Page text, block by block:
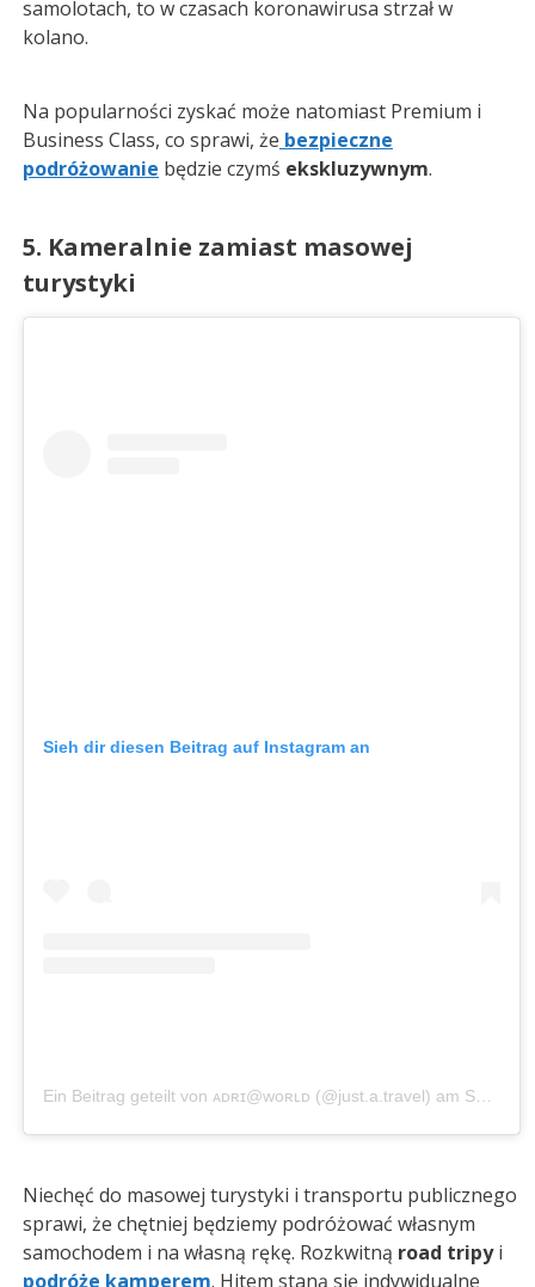
samolotach, to w czasach koronawirusa strzał w
kolano.
Na popularności zyskać może natomiast Premium i
Business Class, co sprawi, że bezpieczne
podróżowanie będzie czymś ekskluzywnym.
5. Kameralnie zamiast masowej
turystyki
Sieh dir diesen Beitrag auf Instagram an
Ein Beitrag geteilt von ᴀᴅʀɪ@ᴡᴏʀʟᴅ (@just.a.travel) am Sep 29, 2019 um 5:51 PDT
Niechęć do masowej turystyki i transportu publicznego
sprawi, że chętniej będziemy podróżować własnym
samochodem i na własną rękę. Rozkwitną road tripyi
podróże kamperem. Hitem staną się indywidualne